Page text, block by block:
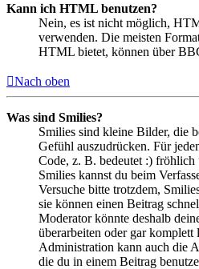
Kann ich HTML benutzen?
Nein, es ist nicht möglich,
verwenden. Die meisten
HTML bietet, können über
Nach oben
Was sind Smilies?
Smilies sind kleine Bilder, die
Gefühl auszudrücken. Für
Code, z. B. bedeutet :)
Smilies kannst du beim
Versuche bitte trotzdem,
sie können einen Beitrag
Moderator könnte deshalb
überarbeiten oder gar
Administration kann auch die
die du in einem Beitrag